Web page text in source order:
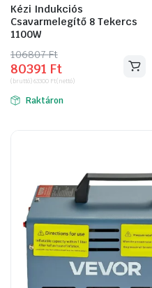
Kézi Indukciós
Csavarmelegítő 8 Tekercs
1100W
106807Ft
Original
price
was:
106807 Ft.
80391 Ft
Current
price
is:
80391 Ft.
(bruttó)63300 Ft(nettó)
Raktáron